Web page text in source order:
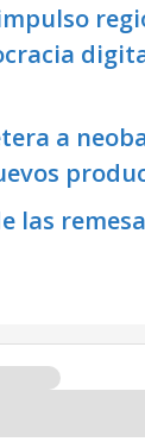
a
las